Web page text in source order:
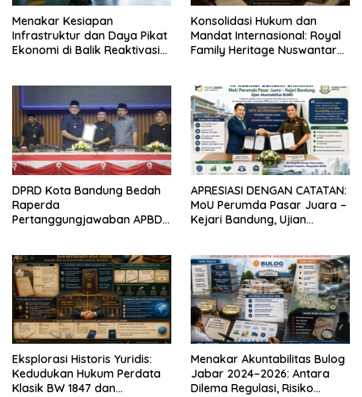
Menakar Kesiapan
Infrastruktur dan Daya Pikat
Ekonomi di Balik Reaktivasi
Konsolidasi Hukum dan
Mandat Internasional: Royal
Family Heritage Nuswantara
DPRD Kota Bandung Bedah
Raperda
Pertanggungjawaban APBD
APRESIASI DENGAN CATATAN:
MoU Perumda Pasar Juara –
Kejari Bandung, Ujian
Eksplorasi Historis Yuridis:
Kedudukan Hukum Perdata
Klasik BW 1847 dan
​Menakar Akuntabilitas Bulog
Jabar 2024–2026: Antara
Dilema Regulasi, Risiko